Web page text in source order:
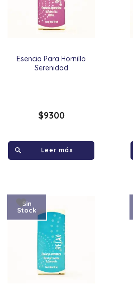
Esencia Para Hornillo
Serenidad
$9300
Leer más
Sin
Stock